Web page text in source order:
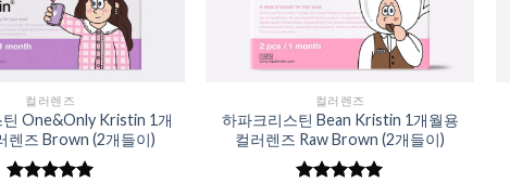
Add to
Wishlist
컬러렌즈
틴 One&Only Kristin 1개
렌즈 Brown (2개들이)
Add to
Wishlist
컬러렌즈
하파크리스틴 Bean Kristin 1개월용
컬러렌즈 Raw Brown (2개들이)